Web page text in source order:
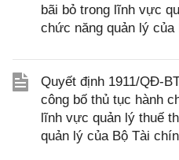
bãi bỏ trong lĩnh vực
chức năng quản lý của
Quyết định 1911/QĐ-
công bố thủ tục hành
lĩnh vực quản lý thuế
quản lý của Bộ Tài